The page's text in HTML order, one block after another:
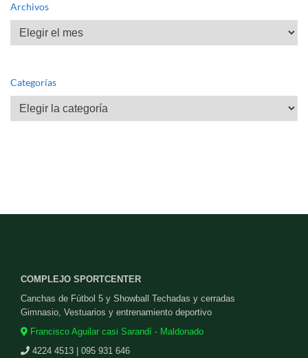
Archivos
Archivos
Categorías
Categorías
COMPLEJO SPORTCENTER
Canchas de Fútbol 5 y Showball Techadas y cerradas
Gimnasio, Vestuarios y entrenamiento deportivo
Francisco Aguilar casi Sarandí - Maldonado
4224 4513 | 095 931 646